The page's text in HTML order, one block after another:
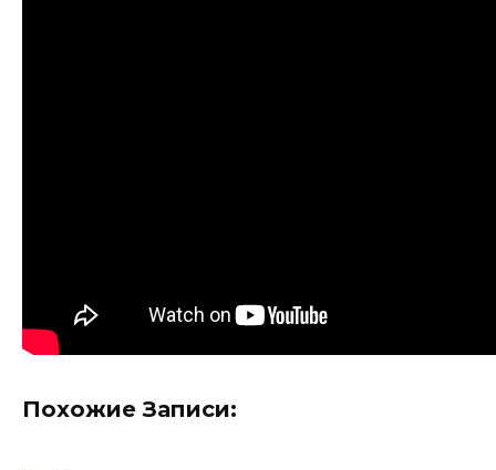
Похожие Записи: